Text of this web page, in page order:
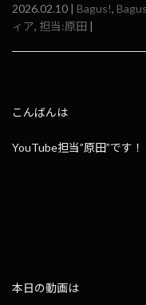
2026.02.10 | Bagus!,
ィア, 担当:原田 |
こんばんは
YouTube担当”原田”です！
本日の動画は